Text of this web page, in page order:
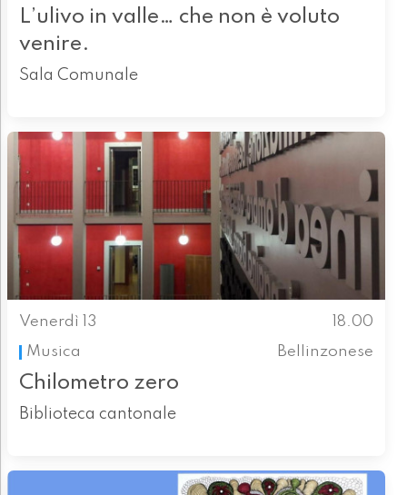
L’ulivo in valle… che non è voluto
venire.
Sala Comunale
Venerdì 13
18.00
Musica
Bellinzonese
Chilometro zero
Biblioteca cantonale